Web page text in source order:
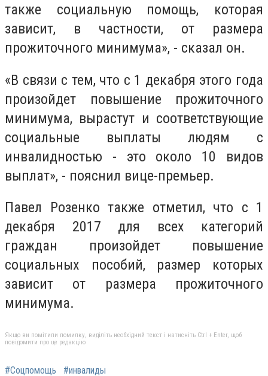
также социальную помощь, которая
зависит, в частности, от размера
прожиточного минимума», - сказал он.
«В связи с тем, что с 1 декабря этого года
произойдет повышение прожиточного
минимума, вырастут и соответствующие
социальные выплаты людям с
инвалидностью - это около 10 видов
выплат», - пояснил вице-премьер.
Павел Розенко также отметил, что с 1
декабря 2017 для всех категорий
граждан произойдет повышение
социальных пособий, размер которых
зависит от размера прожиточного
минимума.
Якщо ви помітили помилку, виділіть необхідний текст і натисніть Ctrl + Enter, щоб
повідомити про це редакцію
#Соцпомощь #инвалиды